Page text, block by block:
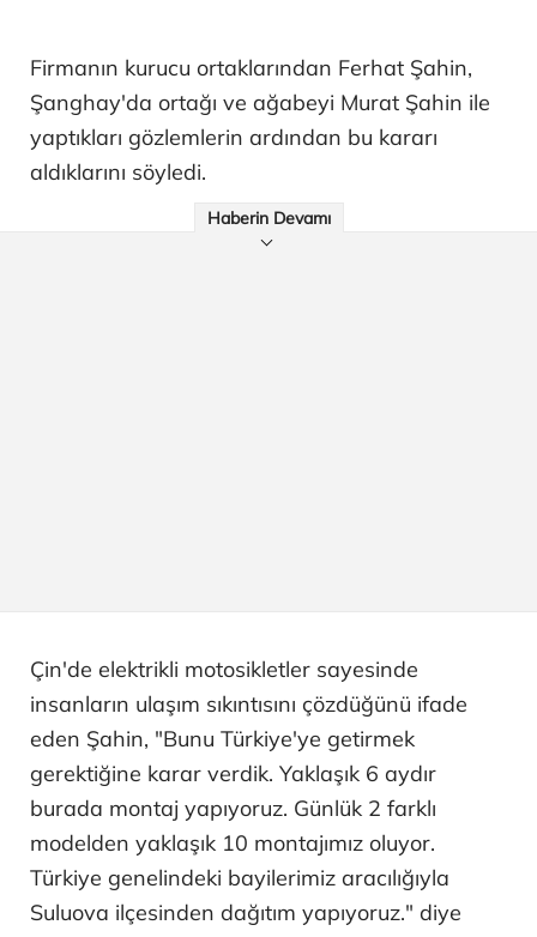
Firmanın kurucu ortaklarından Ferhat Şahin,
Şanghay'da ortağı ve ağabeyi Murat Şahin ile
yaptıkları gözlemlerin ardından bu kararı
aldıklarını söyledi.
Haberin Devamı
Çin'de elektrikli motosikletler sayesinde
insanların ulaşım sıkıntısını çözdüğünü ifade
eden Şahin, "Bunu Türkiye'ye getirmek
gerektiğine karar verdik. Yaklaşık 6 aydır
burada montaj yapıyoruz. Günlük 2 farklı
modelden yaklaşık 10 montajımız oluyor.
Türkiye genelindeki bayilerimiz aracılığıyla
Suluova ilçesinden dağıtım yapıyoruz." diye